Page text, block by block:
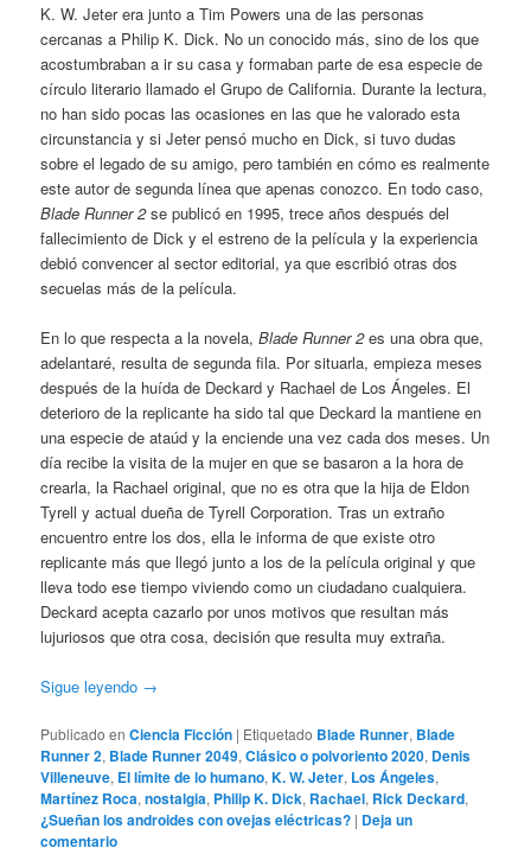
K. W. Jeter era junto a Tim Powers una de las personas
cercanas a Philip K. Dick. No un conocido más, sino de los que
acostumbraban a ir su casa y formaban parte de esa especie de
círculo literario llamado el Grupo de California. Durante la lectura,
no han sido pocas las ocasiones en las que he valorado esta
circunstancia y si Jeter pensó mucho en Dick, si tuvo dudas
sobre el legado de su amigo, pero también en cómo es realmente
este autor de segunda línea que apenas conozco. En todo caso,
Blade Runner 2se publicó en 1995, trece años después del
fallecimiento de Dick y el estreno de la película y la experiencia
debió convencer al sector editorial, ya que escribió otras dos
secuelas más de la película.
En lo que respecta a la novela,Blade Runner 2es una obra que,
adelantaré, resulta de segunda fila. Por situarla, empieza meses
después de la huída de Deckard y Rachael de Los Ángeles. El
deterioro de la replicante ha sido tal que Deckard la mantiene en
una especie de ataúd y la enciende una vez cada dos meses. Un
día recibe la visita de la mujer en que se basaron a la hora de
crearla, la Rachael original, que no es otra que la hija de Eldon
Tyrell y actual dueña de Tyrell Corporation. Tras un extraño
encuentro entre los dos, ella le informa de que existe otro
replicante más que llegó junto a los de la película original y que
lleva todo ese tiempo viviendo como un ciudadano cualquiera.
Deckard acepta cazarlo por unos motivos que resultan más
lujuriosos que otra cosa, decisión que resulta muy extraña.
Sigue leyendo →
Publicado en Ciencia Ficción | Etiquetado Blade Runner, Blade
Runner 2, Blade Runner 2049,Clásico o polvoriento 2020, Denis
Villeneuve, El límite de lo humano,K. W. Jeter, Los Ángeles,
Martínez Roca,nostalgia, Philip K. Dick, Rachael, Rick Deckard,
¿Sueñan los androides con ovejas eléctricas? | Deja un
comentario